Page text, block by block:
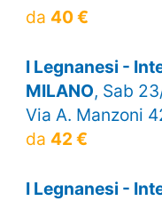
da 40 €
I Legnanesi -
MILANO, Sab
Via A. Manzoni
da 42 €
I Legnanesi -